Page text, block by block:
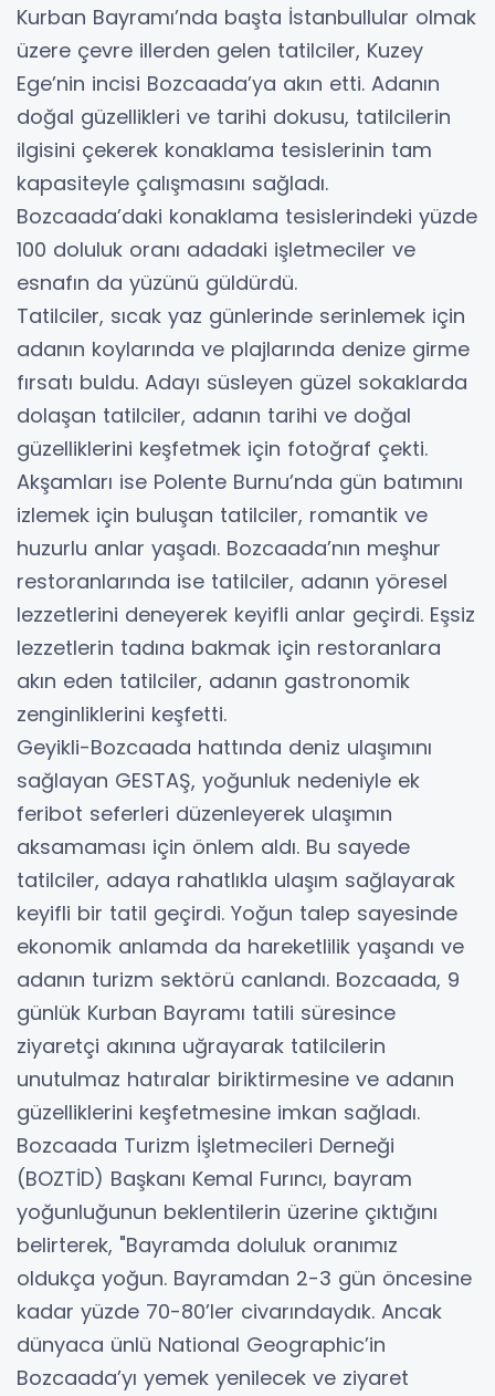
Kurban Bayramı’nda başta İstanbullular olmak
üzere çevre illerden gelen tatilciler, Kuzey
Ege’nin incisi Bozcaada’ya akın etti. Adanın
doğal güzellikleri ve tarihi dokusu, tatilcilerin
ilgisini çekerek konaklama tesislerinin tam
kapasiteyle çalışmasını sağladı.
Bozcaada’daki konaklama tesislerindeki yüzde
100 doluluk oranı adadaki işletmeciler ve
esnafın da yüzünü güldürdü.
Tatilciler, sıcak yaz günlerinde serinlemek için
adanın koylarında ve plajlarında denize girme
fırsatı buldu. Adayı süsleyen güzel sokaklarda
dolaşan tatilciler, adanın tarihi ve doğal
güzelliklerini keşfetmek için fotoğraf çekti.
Akşamları ise Polente Burnu’nda gün batımını
izlemek için buluşan tatilciler, romantik ve
huzurlu anlar yaşadı. Bozcaada’nın meşhur
restoranlarında ise tatilciler, adanın yöresel
lezzetlerini deneyerek keyifli anlar geçirdi. Eşsiz
lezzetlerin tadına bakmak için restoranlara
akın eden tatilciler, adanın gastronomik
zenginliklerini keşfetti.
Geyikli-Bozcaada hattında deniz ulaşımını
sağlayan GESTAŞ, yoğunluk nedeniyle ek
feribot seferleri düzenleyerek ulaşımın
aksamaması için önlem aldı. Bu sayede
tatilciler, adaya rahatlıkla ulaşım sağlayarak
keyifli bir tatil geçirdi. Yoğun talep sayesinde
ekonomik anlamda da hareketlilik yaşandı ve
adanın turizm sektörü canlandı. Bozcaada, 9
günlük Kurban Bayramı tatili süresince
ziyaretçi akınına uğrayarak tatilcilerin
unutulmaz hatıralar biriktirmesine ve adanın
güzelliklerini keşfetmesine imkan sağladı.
Bozcaada Turizm İşletmecileri Derneği
(BOZTİD) Başkanı Kemal Furıncı, bayram
yoğunluğunun beklentilerin üzerine çıktığını
belirterek, "Bayramda doluluk oranımız
oldukça yoğun. Bayramdan 2-3 gün öncesine
kadar yüzde 70-80’ler civarındaydık. Ancak
dünyaca ünlü National Geographic’in
Bozcaada’yı yemek yenilecek ve ziyaret